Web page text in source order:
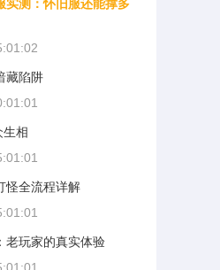
实测：怀旧服还能撑多
藏陷阱
生相
怪全流程详解
老玩家的真实体验